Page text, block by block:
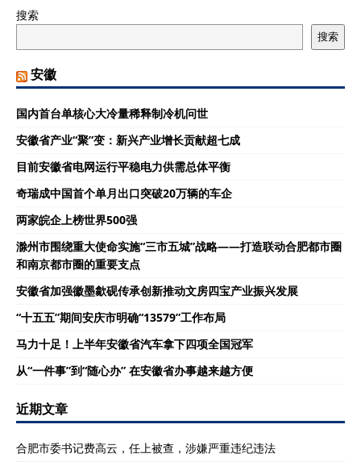
搜索
搜索
安徽
国内首台单核心大冷量稀释制冷机问世
安徽省产业“聚”变：新兴产业增长贡献超七成
目前安徽省电网运行平稳电力供需总体平衡
奇瑞成中国首个单月出口突破20万辆的车企
两家皖企上榜世界500强
滁州市围绕重大使命实施“三市五城”战略——打造联动合肥都市圈
和南京都市圈的重要支点
安徽省加强徽墨歙砚传承创新推动文房四宝产业振兴发展
“十五五”期间安庆市明确“13579”工作布局
马力十足！上半年安徽省汽车拿下四项全国冠军
从“一件事”到“随心办” 在安徽省办事越来越方便
近期文章
合肥市委书记费高云，任上被查，涉嫌严重违纪违法